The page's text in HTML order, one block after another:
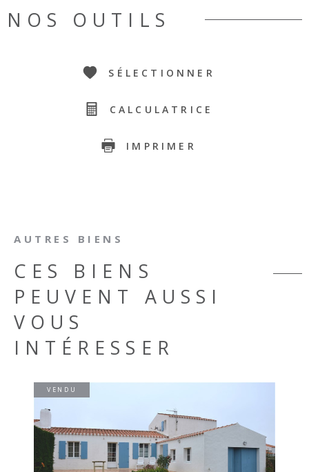
NOS OUTILS
SÉLECTIONNER
CALCULATRICE
IMPRIMER
AUTRES BIENS
CES BIENS
PEUVENT AUSSI
VOUS
INTÉRESSER
VENDU
VOIR LE BIEN